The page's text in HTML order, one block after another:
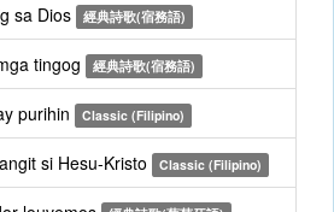
sa Dios 經典詩歌(宿務語)
tingog 經典詩歌(宿務語)
purihin Classic (Filipino)
si Hesu-Kristo Classic (Filipino)